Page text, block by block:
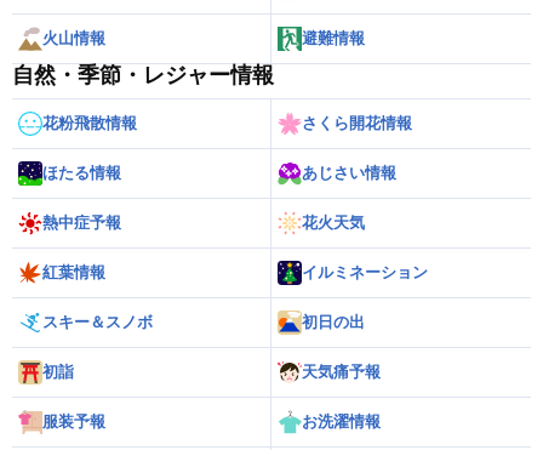
火山情報 避難情報
自然・季節・レジャー情報
花粉飛散情報 さくら開花情報
ほたる情報 あじさい情報
熱中症予報 花火天気
紅葉情報 イルミネーション
スキー＆スノボ 初日の出
初詣 天気痛予報
服装予報 お洗濯情報